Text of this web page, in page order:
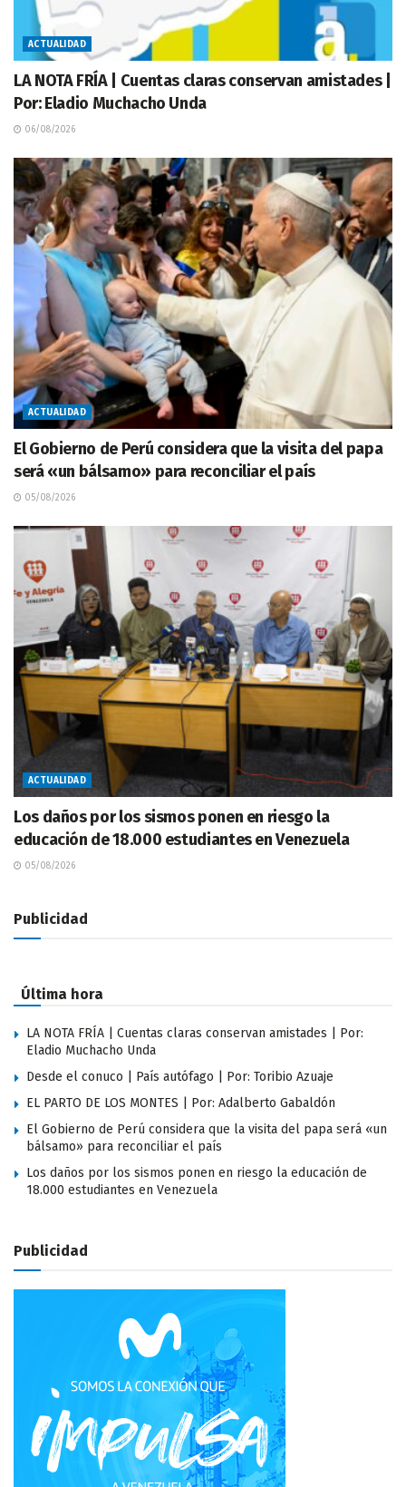
ACTUALIDAD
LA NOTA FRÍA | Cuentas claras conservan amistades |
Por: Eladio Muchacho Unda
06/08/2026
ACTUALIDAD
El Gobierno de Perú considera que la visita del papa
será «un bálsamo» para reconciliar el país
05/08/2026
ACTUALIDAD
Los daños por los sismos ponen en riesgo la
educación de 18.000 estudiantes en Venezuela
05/08/2026
Publicidad
Última hora
LA NOTA FRÍA | Cuentas claras conservan amistades | Por:
Eladio Muchacho Unda
Desde el conuco | País autófago | Por: Toribio Azuaje
EL PARTO DE LOS MONTES | Por: Adalberto Gabaldón
El Gobierno de Perú considera que la visita del papa será «un
bálsamo» para reconciliar el país
Los daños por los sismos ponen en riesgo la educación de
18.000 estudiantes en Venezuela
Publicidad